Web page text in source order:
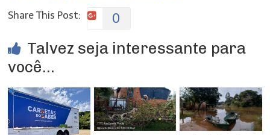
Share This Post:
0
Talvez seja interessante para
você...